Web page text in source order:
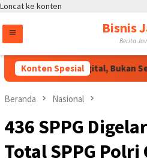
Loncat ke konten
Bisnis
Berita
Konten Spesial
Talenta Digital, Bukan
Beranda Nasional
436 SPPG
Total SPPG Polri